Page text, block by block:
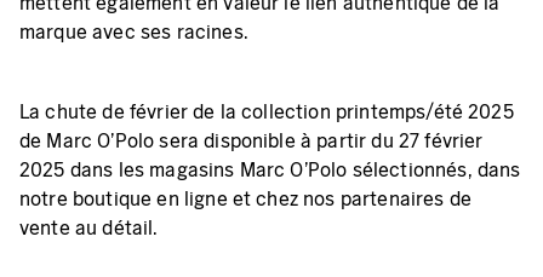
marque avec ses racines.
La chute de février de la collection printemps/été 2025
de Marc O'Polo sera disponible à partir du 27 février
2025 dans les magasins Marc O'Polo sélectionnés, dans
notre boutique en ligne et chez nos partenaires de
vente au détail.